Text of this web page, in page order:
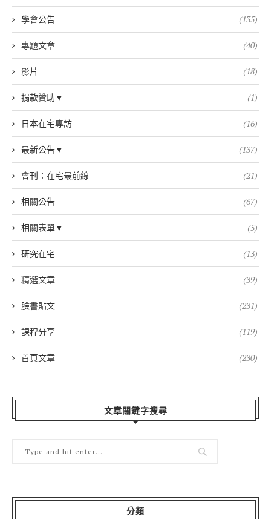
學會公告 (135)
專題文章 (40)
影片 (18)
捐款贊助▼ (1)
日本在宅專訪 (16)
最新公告▼ (137)
會刊：在宅最前線 (21)
相關公告 (67)
相關表單▼ (5)
研究在宅 (13)
精選文章 (39)
臉書貼文 (231)
課程分享 (119)
首頁文章 (230)
文章關鍵字搜尋
分類